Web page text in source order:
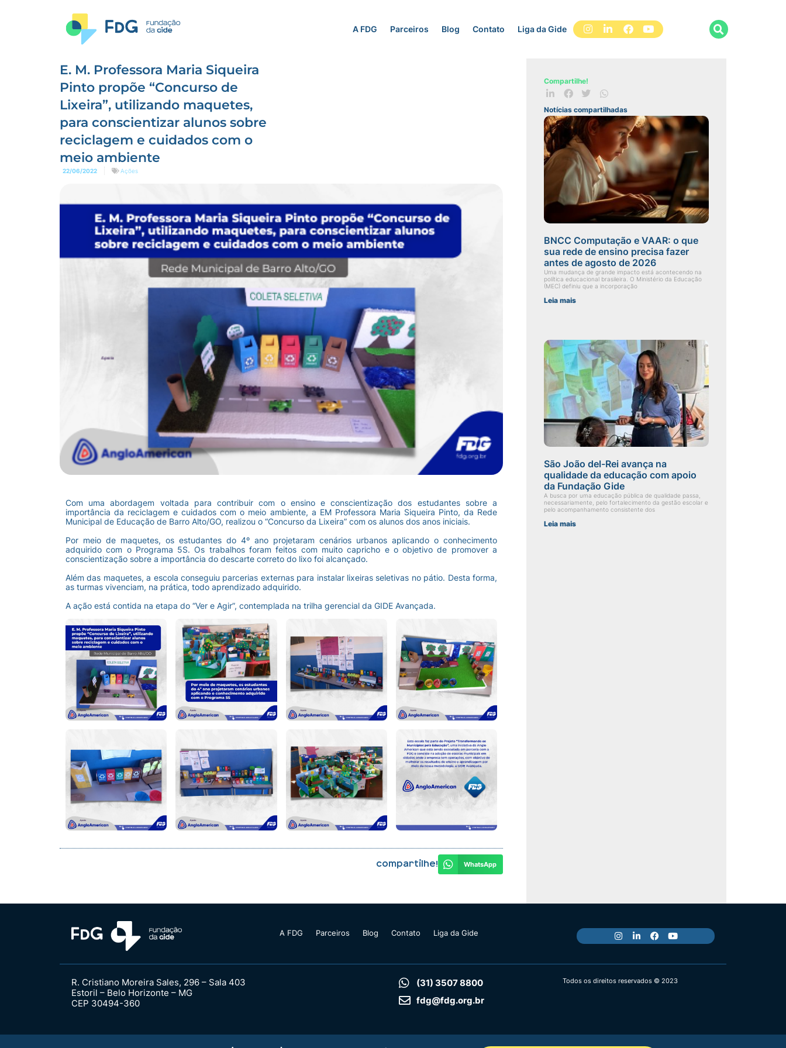
A FDG Parceiros Blog Contato Liga da Gide
E. M. Professora Maria Siqueira
Pinto propõe “Concurso de
Lixeira”, utilizando maquetes,
para conscientizar alunos sobre
reciclagem e cuidados com o
meio ambiente
22/06/2022 Ações
Com uma abordagem voltada para contribuir com o ensino e conscientização dos estudantes sobre a
importância da reciclagem e cuidados com o meio ambiente, a EM Professora Maria Siqueira Pinto, da Rede
Municipal de Educação de Barro Alto/GO, realizou o “Concurso da Lixeira” com os alunos dos anos iniciais.
Por meio de maquetes, os estudantes do 4º ano projetaram cenários urbanos aplicando o conhecimento
adquirido com o Programa 5S. Os trabalhos foram feitos com muito capricho e o objetivo de promover a
conscientização sobre a importância do descarte correto do lixo foi alcançado.
Além das maquetes, a escola conseguiu parcerias externas para instalar lixeiras seletivas no pátio. Desta forma,
as turmas vivenciam, na prática, todo aprendizado adquirido.
A ação está contida na etapa do “Ver e Agir”, contemplada na trilha gerencial da GIDE Avançada.
Compartilhe! WhatsApp
Compartilhe!
Notícias compartilhadas
BNCC Computação e VAAR: o que
sua rede de ensino precisa fazer
antes de agosto de 2026
Uma mudança de grande impacto está acontecendo na
política educacional brasileira. O Ministério da Educação
(MEC) definiu que a incorporação
Leia mais
São João del-Rei avança na
qualidade da educação com apoio
da Fundação Gide
A busca por uma educação pública de qualidade passa,
necessariamente, pelo fortalecimento da gestão escolar e
pelo acompanhamento consistente dos
Leia mais
A FDG Parceiros Blog Contato Liga da Gide
R. Cristiano Moreira Sales, 296 – Sala 403
Estoril – Belo Horizonte – MG
CEP 30494-360
(31) 3507 8800
fdg@fdg.org.br
Todos os direitos reservados © 2023